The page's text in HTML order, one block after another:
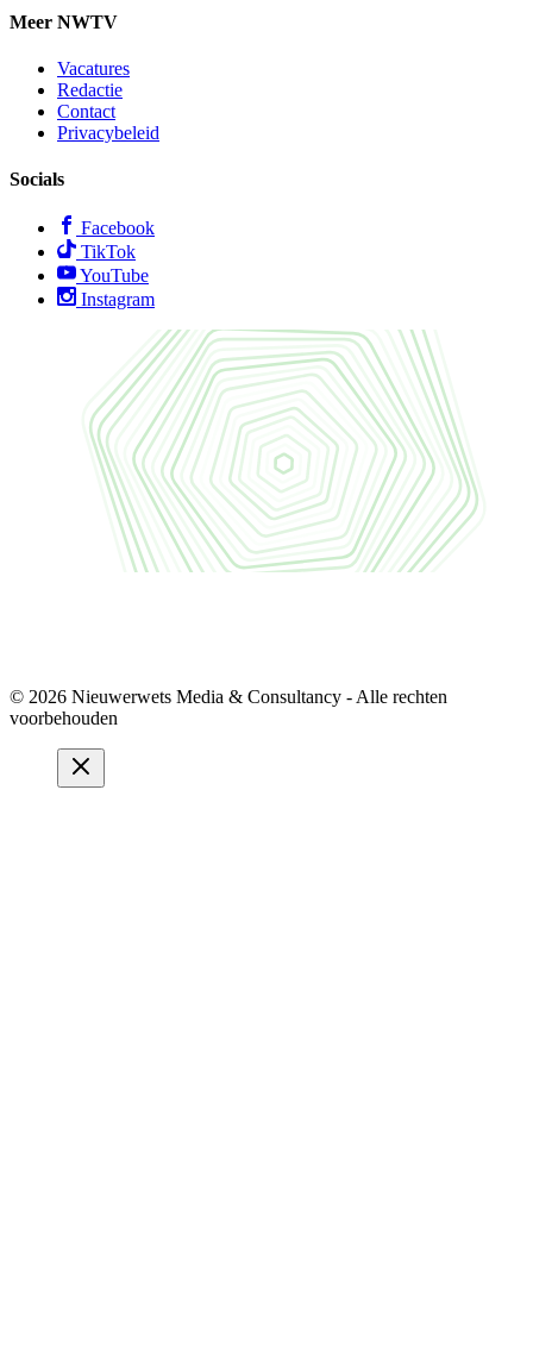
Meer NWTV
Vacatures
Redactie
Contact
Privacybeleid
Socials
Facebook
TikTok
YouTube
Instagram
© 2026 Nieuwerwets Media & Consultancy - Alle rechten
voorbehouden